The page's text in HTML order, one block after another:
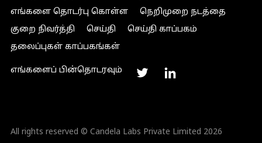
எங்களை தொடர்பு கொள்ள
நெறிமுறை நடத்தை
குறை நிவர்த்தி
செய்தி
செய்தி காப்பகம்
தலைப்புகள் காப்பகங்கள்
எங்களைப் பின்தொடரவும்
All rights reserved © Candela Labs Private Limited 2026